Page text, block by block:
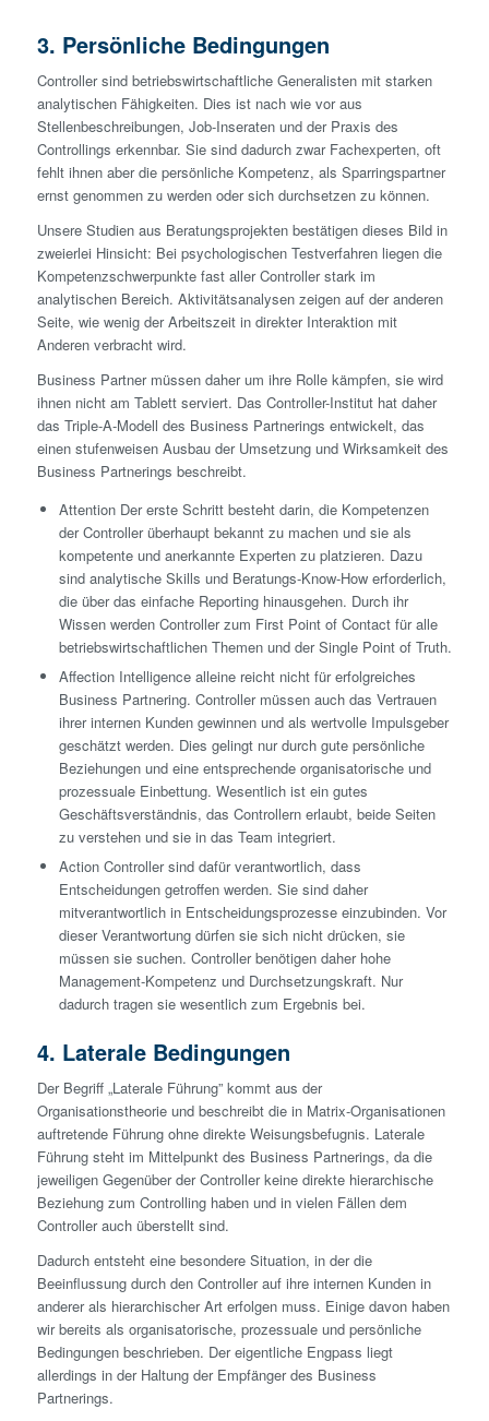
3. Persönliche Bedingungen
Controller sind betriebswirtschaftliche Generalisten mit starken
analytischen Fähigkeiten. Dies ist nach wie vor aus
Stellenbeschreibungen, Job-Inseraten und der Praxis des
Controllings erkennbar. Sie sind dadurch zwar Fachexperten, oft
fehlt ihnen aber die persönliche Kompetenz, als Sparringsp­artner
ernst genommen zu werden oder sich durchsetzen zu können.
Unsere Studien aus Beratungsprojekten bestätigen dieses Bild in
zweierlei Hinsicht: Bei psychologischen Testverfahren liegen die
Kompetenzschwerpunkte fast aller Controller stark im
analytischen Bereich. Aktivitätsanalysen zeigen auf der anderen
Seite, wie wenig der Arbeitszeit in direkter Interaktion mit
Anderen verbracht wird.
Business Partner müssen daher um ihre Rolle kämpfen, sie wird
ihnen nicht am Tablett serviert. Das Controller-Institut hat daher
das Triple-A-Modell des Business Partnerings entwickelt, das
einen stufenweisen Ausbau der Umsetzung und Wirksamkeit des
Business Partnerings beschreibt.
Attention Der erste Schritt besteht darin, die Kompetenzen
der Controller überhaupt bekannt zu machen und sie als
kompetente und anerkannte Experten zu platzieren. Dazu
sind analytische Skills und Beratungs-Know-How erforderlich,
die über das einfache Reporting hinausgehen. Durch ihr
Wissen werden Controller zum First Point of Contact für alle
betriebswirtschaftlichen Themen und der Single Point of Truth.
Affection Intelligence alleine reicht nicht für erfolgreiches
Business Partnering. Controller müssen auch das Vertrauen
ihrer internen Kunden gewinnen und als wertvolle Impulsgeber
geschätzt werden. Dies gelingt nur durch gute persönliche
Beziehungen und eine entsprechende organisatorische und
prozessuale Einbettung. Wesentlich ist ein gutes
Geschäftsverständnis, das Controllern erlaubt, beide Seiten
zu verstehen und sie in das Team integriert.
Action Controller sind dafür verantwortlich, dass
Entscheidungen getroffen werden. Sie sind daher
mitverantwortlich in Entscheidungsprozesse einzubinden. Vor
dieser Verantwortung dürfen sie sich nicht drücken, sie
müssen sie suchen. Controller benötigen daher hohe
Management-Kompetenz und Durchsetzungskraft. Nur
dadurch tragen sie wesentlich zum Ergebnis bei.
4. Laterale Bedingungen
Der Begriff „Laterale Führung” kommt aus der
Organisationstheorie und beschreibt die in Matrix-Organisationen
auftretende Führung ohne direkte Weisungsbefugnis. Laterale
Führung steht im Mittelpunkt des Business Partnerings, da die
jeweiligen Gegenüber der Controller keine direkte hierarchische
Beziehung zum Controlling haben und in vielen Fällen dem
Controller auch überstellt sind.
Dadurch entsteht eine besondere Situation, in der die
Beeinflussung durch den Controller auf ihre internen Kunden in
anderer als hierarchischer Art erfolgen muss. Einige davon haben
wir bereits als organisatorische, prozessuale und persönliche
Bedingungen beschrieben. Der eigentliche Engpass liegt
allerdings in der Haltung der Empfänger des Business
Partnerings.